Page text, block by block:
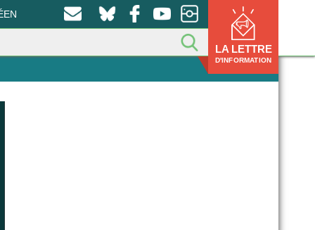
LA LETTRE
D'INFORMATION